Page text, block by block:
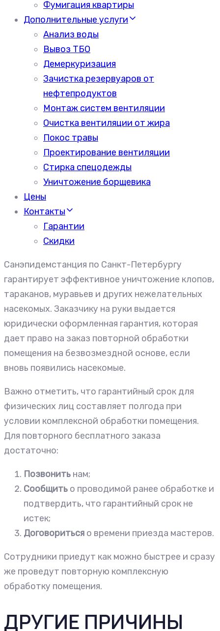
Фумигация квартиры
Дополнительные услуги
Анализ воды
Вывоз ТБО
Демеркуризация
Зачистка резервуаров от
нефтепродуктов
Монтаж систем вентиляции
Очистка вентиляции от жира
Покос травы
Проектирование вентиляции
Стирка спецодежды
Уничтожение борщевика
Цены
Контакты
Гарантии
Скидки
Санэпидемстанция по Санкт-Петербургу
гарантирует эффективное уничтожение клопов,
тараканов, муравьев и других нежелательных
насекомых. Заказчику на руки выдается
юридически оформленная гарантия, которая
дает право на заказ повторной обработки
помещения на безвозмездной основе, если
вновь появились насекомые.
Важно отметить, что гарантийный срок для
физических лиц составляет полгода при
условии комплексной обработки помещения.
Для повторного бесплатного заказа
достаточно:
Позвонить нам;
Сообщить о проводимой ранее обработке и
подтвердить, что гарантийный срок не
истек;
Договориться о времени приезда мастеров.
Сотрудники приедут как можно быстрее и сразу
же проведут повторную комплексную
обработку помещения.
ДРУГИЕ ПРИЧИНЫ